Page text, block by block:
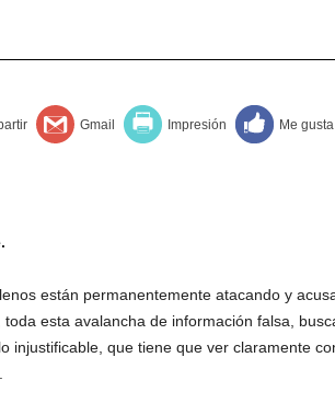
están permanentemente atacando y
esta avalancha de información falsa,
injustificable, que tiene que ver claramente